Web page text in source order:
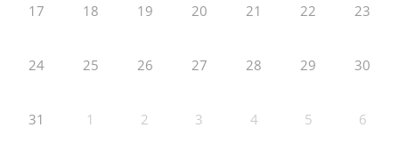
17 18 19 20 21 22 23
24 25 26 27 28 29 30
31 1 2 3 4 5 6